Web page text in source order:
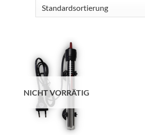
NICHT VORRÄTIG